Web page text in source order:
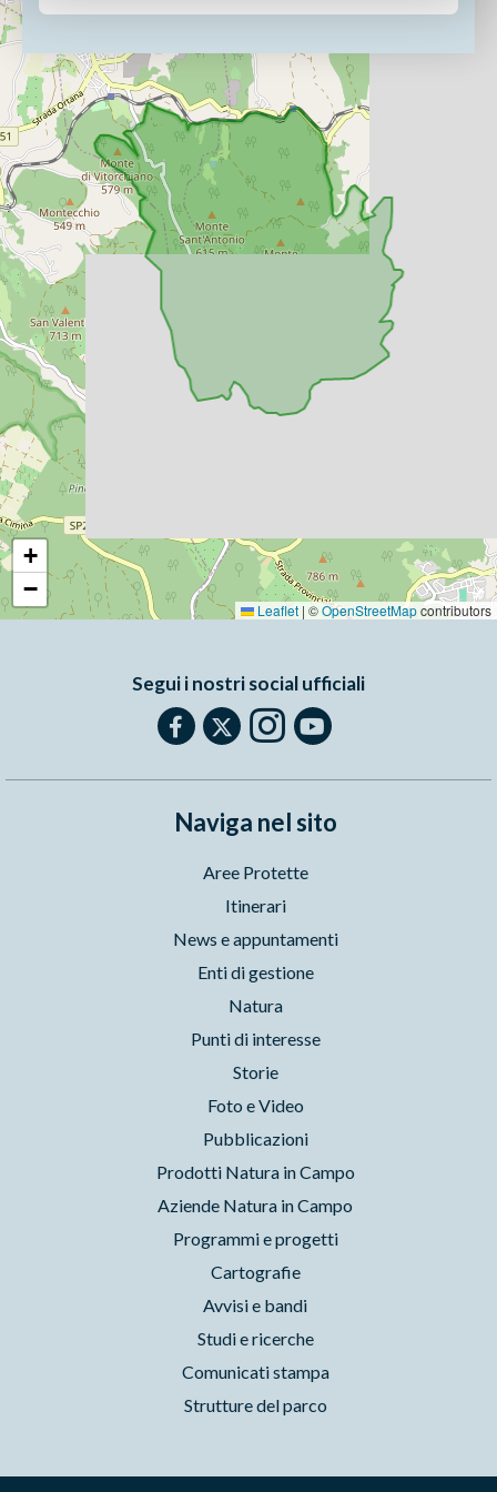
+
−
Leaflet | ©OpenStreetMapcontributors
Segui i nostri social ufficiali
Naviga nel sito
Aree Protette
Itinerari
News e appuntamenti
Enti di gestione
Natura
Punti di interesse
Storie
Foto e Video
Pubblicazioni
Prodotti Natura in Campo
Aziende Natura in Campo
Programmi e progetti
Cartografie
Avvisi e bandi
Studi e ricerche
Comunicati stampa
Strutture del parco